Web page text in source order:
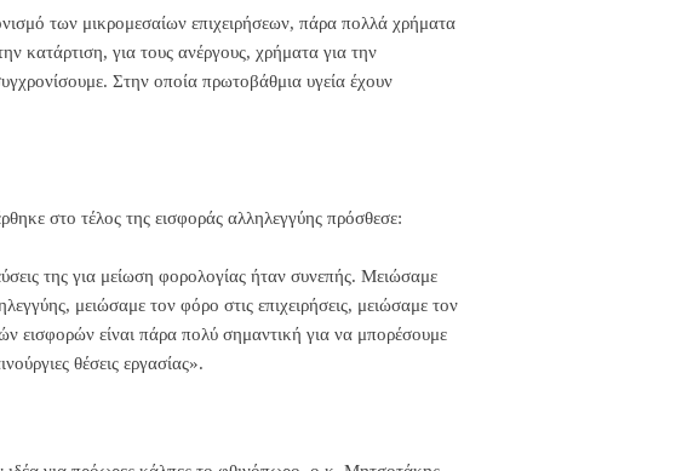
των μικρομεσαίων επιχειρήσεων, πάρα πολλά χρήματα
κατάρτιση, για τους ανέργους, χρήματα για την
Στην οποία πρωτοβάθμια υγεία έχουν
στο τέλος της εισφοράς αλληλεγγύης πρόσθεσε:
της για μείωση φορολογίας ήταν συνεπής. Μειώσαμε
μειώσαμε τον φόρο στις επιχειρήσεις, μειώσαμε τον
εισφορών είναι πάρα πολύ σημαντική για να μπορέσουμε
θέσεις εργασίας».